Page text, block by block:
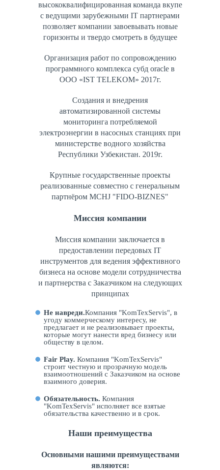
высококвалифицированная команда вкупе
с ведущими зарубежными IT партнерами
позволяет компании завоевывать новые
горизонты и твердо смотреть в будущее
Организация работ по сопровождению
программного комплекса субд oracle в
ООО «IST TELEKOM» 2017г.
Создания и внедрения
автоматизированной системы
мониторинга потребляемой
электроэнергии в насосных станциях при
министерстве водного хозяйства
Республики Узбекистан. 2019г.
Крупные государственные проекты
реализованные совместно с генеральным
партнёром MCHJ "FIDO-BIZNES"
Миссия компании
Миссия компании заключается в
предоставлении передовых IT
инструментов для ведения эффективного
бизнеса на основе модели сотрудничества
и партнерства с Заказчиком на следующих
принципах
Не навреди.Компания "KomTexServis", в
угоду коммерческому интересу, не
предлагает и не реализовывает проекты,
которые могут нанести вред бизнесу или
обществу в целом.
Fair Play. Компания "KomTexServis"
строит честную и прозрачную модель
взаимоотношений с Заказчиком на основе
взаимного доверия.
Обязательность. Компания
"KomTexServis" исполняет все взятые
обязательства качественно и в срок.
Наши преимущества
Основными нашими преимуществами
являются: